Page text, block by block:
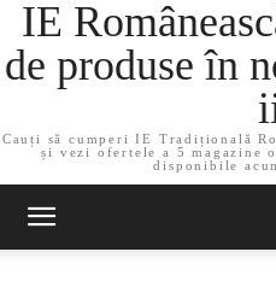
IE
de produse în
Cauți să cumperi IE Tradițională
și vezi ofertele a 5 magazine
disponibile